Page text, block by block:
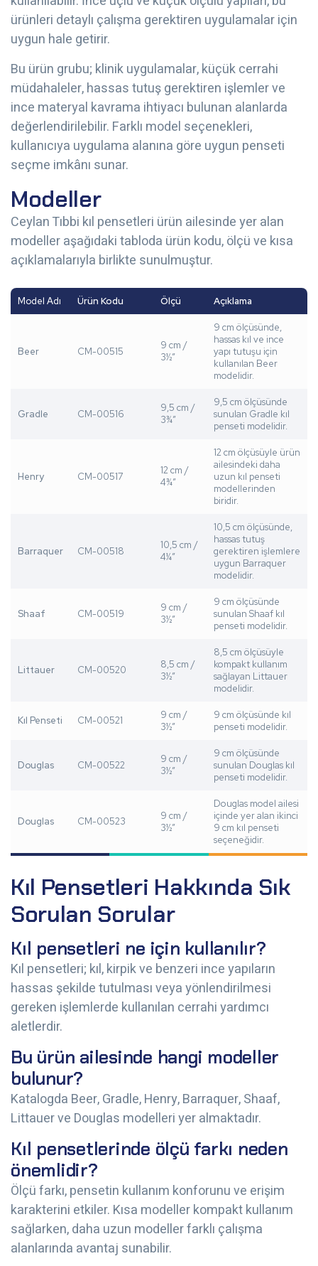
ürünleri detaylı çalışma gerektiren uygulamalar için
uygun hale getirir.
Bu ürün grubu; klinik uygulamalar, küçük cerrahi
müdahaleler, hassas tutuş gerektiren işlemler ve
ince materyal kavrama ihtiyacı bulunan alanlarda
değerlendirilebilir. Farklı model seçenekleri,
kullanıcıya uygulama alanına göre uygun penseti
seçme imkânı sunar.
Modeller
Ceylan Tıbbi kıl pensetleri ürün ailesinde yer alan
modeller aşağıdaki tabloda ürün kodu, ölçü ve kısa
açıklamalarıyla birlikte sunulmuştur.
Model Adı Ürün Kodu Ölçü Açıklama
Beer CM-00515
9 cm /
3½”
9 cm ölçüsünde,
hassas kıl ve ince
yapı tutuşu için
kullanılan Beer
modelidir.
Gradle CM-00516
9,5 cm /
3¾”
9,5 cm ölçüsünde
sunulan Gradle kıl
penseti modelidir.
Henry CM-00517
12 cm /
4¾”
12 cm ölçüsüyle ürün
ailesindeki daha
uzun kıl penseti
modellerinden
biridir.
Barraquer CM-00518
10,5 cm /
4¼”
10,5 cm ölçüsünde,
hassas tutuş
gerektiren işlemlere
uygun Barraquer
modelidir.
Shaaf CM-00519
9 cm /
3½”
9 cm ölçüsünde
sunulan Shaaf kıl
penseti modelidir.
Littauer CM-00520
8,5 cm /
3½”
8,5 cm ölçüsüyle
kompakt kullanım
sağlayan Littauer
modelidir.
Kıl Penseti CM-00521
9 cm /
3½”
9 cm ölçüsünde kıl
penseti modelidir.
Douglas CM-00522
9 cm /
3½”
9 cm ölçüsünde
sunulan Douglas kıl
penseti modelidir.
Douglas CM-00523
9 cm /
3½”
Douglas model ailesi
içinde yer alan ikinci
9 cm kıl penseti
seçeneğidir.
Kıl Pensetleri Hakkında Sık
Sorulan Sorular
Kıl pensetleri ne için kullanılır?
Kıl pensetleri; kıl, kirpik ve benzeri ince yapıların
hassas şekilde tutulması veya yönlendirilmesi
gereken işlemlerde kullanılan cerrahi yardımcı
aletlerdir.
Bu ürün ailesinde hangi modeller
bulunur?
Katalogda Beer, Gradle, Henry, Barraquer, Shaaf,
Littauer ve Douglas modelleri yer almaktadır.
Kıl pensetlerinde ölçü farkı neden
önemlidir?
Ölçü farkı, pensetin kullanım konforunu ve erişim
karakterini etkiler. Kısa modeller kompakt kullanım
sağlarken, daha uzun modeller farklı çalışma
alanlarında avantaj sunabilir.